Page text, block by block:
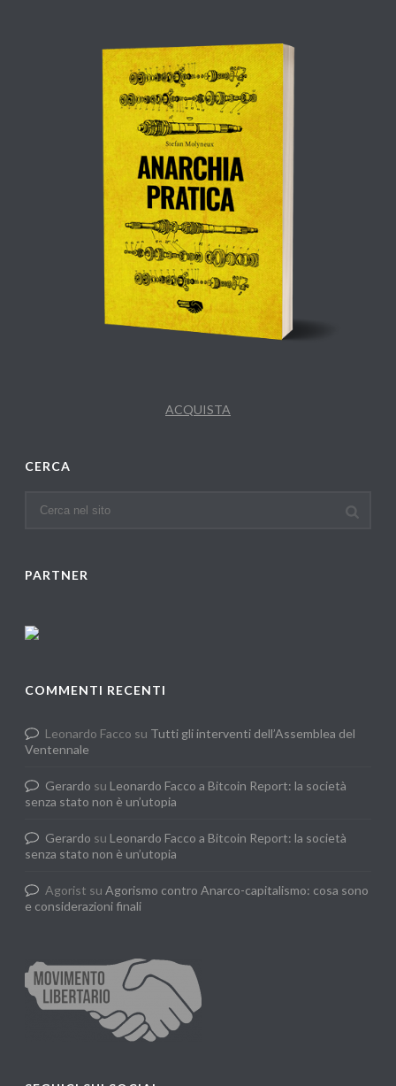
ACQUISTA
CERCA
PARTNER
COMMENTI RECENTI
Leonardo Facco su Tutti gli interventi dell’Assemblea del
Ventennale
Gerardo su Leonardo Facco a Bitcoin Report: la società
senza stato non è un’utopia
Gerardo su Leonardo Facco a Bitcoin Report: la società
senza stato non è un’utopia
Agorist suAgorismo contro Anarco-capitalismo: cosa sono
e considerazioni finali